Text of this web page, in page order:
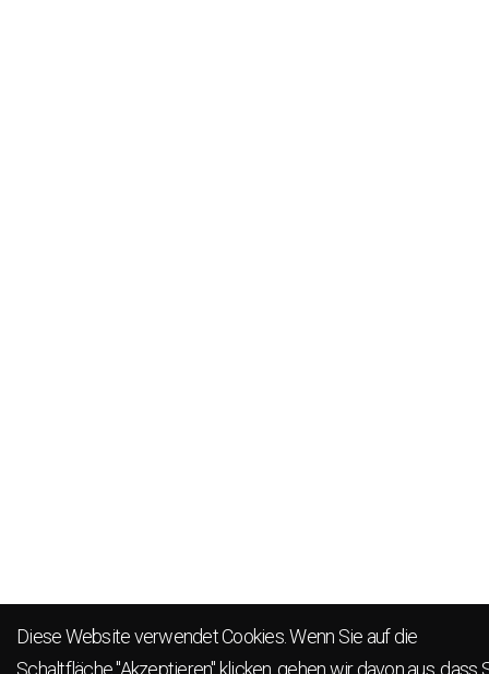
Diese Website verwendet Cookies. Wenn Sie auf die
Schaltfläche "Akzeptieren" klicken, gehen wir davon aus, dass